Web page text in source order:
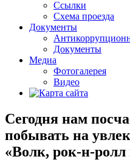
Ссылки
Схема проезда
Документы
Документы
Медиа
Фотогалерея
Видео
Сегодня нам
побывать на
«Волк, рок-н-